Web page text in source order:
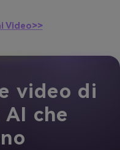
Video>>
video di
che